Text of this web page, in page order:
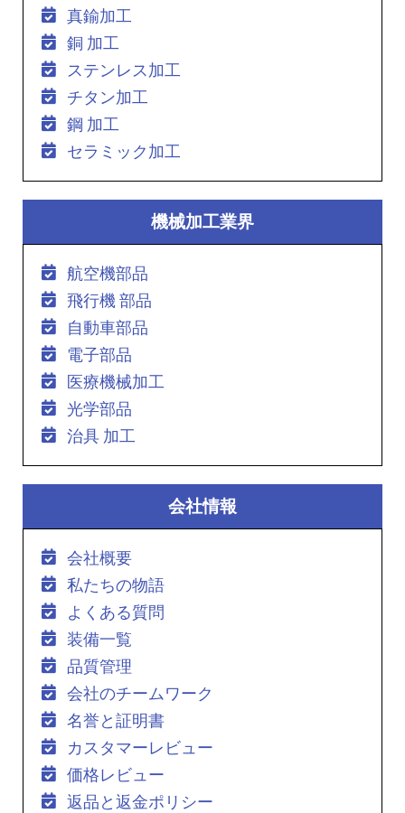
真鍮加工
銅 加工
ステンレス加工
チタン加工
鋼 加工
セラミック加工
機械加工業界
航空機部品
飛行機 部品
自動車部品
電子部品
医療機械加工
光学部品
治具 加工
会社情報
会社概要
私たちの物語
よくある質問
装備一覧
品質管理
会社のチームワーク
名誉と証明書
カスタマーレビュー
価格レビュー
返品と返金ポリシー